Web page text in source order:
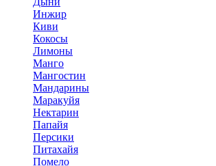
Инжир
Киви
Кокосы
Лимоны
Манго
Мангостин
Мандарины
Маракуйя
Нектарин
Папайя
Персики
Питахайя
Помело